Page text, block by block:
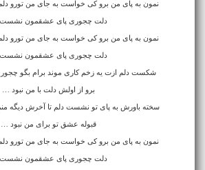
نمون به پای من برو کی خواست به جای من تورو
دلت چجوری پای عشقمون
نمون به پای من برو کی خواست به جای من تورو
دلت چجوری پای عشقمون
شکست دلم ازت یه زخم کاری موند برام بگو
برو از اولش دلت با من نبود …
سخته باورش به پای تو نشست دلم تا آخرش دیگه
قبوله عشق تو برای من نبود …
نمون به پای من برو کی خواست به جای من تورو
دلت چجوری پای عشقمون